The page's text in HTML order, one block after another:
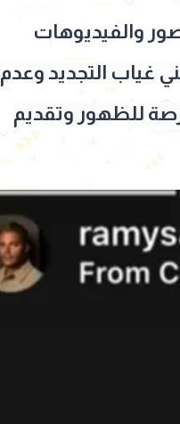
والفيديوهات
غياب التجديد وعدم
للظهور وتقديم